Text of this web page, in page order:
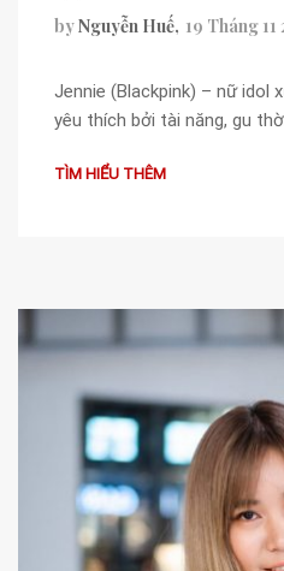
byNguyễn Huế 19 Tháng 11
Jennie (Blackpink) – nữ idol
yêu thích bởi tài năng, gu
TÌM HIỂU THÊM